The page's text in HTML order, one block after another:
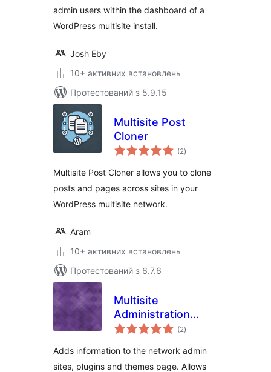
admin users within the dashboard of a
WordPress multisite install.
Josh Eby
10+ активних встановлень
Протестований з 5.9.15
Multisite Post
Cloner
(2загальний
рейтинг
)
Multisite Post Cloner allows you to clone
posts and pages across sites in your
WordPress multisite network.
Aram
10+ активних встановлень
Протестований з 6.7.6
Multisite
Administration
Tools
(2загальний
рейтинг
)
Adds information to the network admin
sites, plugins and themes page. Allows